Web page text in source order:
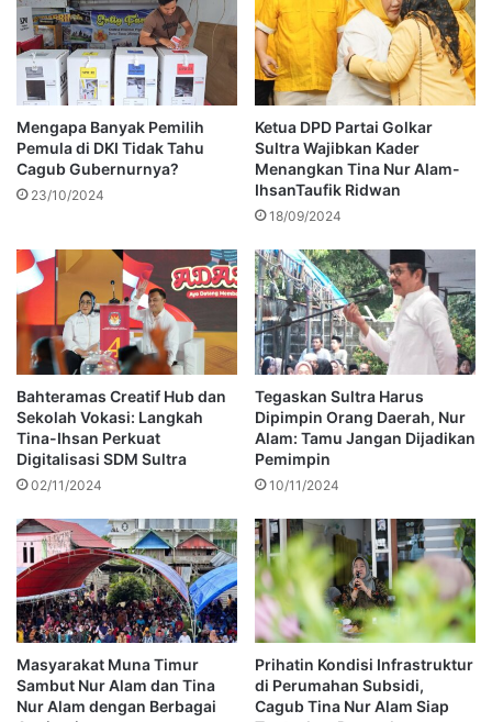
Mengapa Banyak Pemilih
Pemula di DKI Tidak Tahu
Cagub Gubernurnya?
23/10/2024
Ketua DPD Partai Golkar
Sultra Wajibkan Kader
Menangkan Tina Nur Alam-
IhsanTaufik Ridwan
18/09/2024
Bahteramas Creatif Hub dan
Sekolah Vokasi: Langkah
Tina-Ihsan Perkuat
Digitalisasi SDM Sultra
02/11/2024
Tegaskan Sultra Harus
Dipimpin Orang Daerah, Nur
Alam: Tamu Jangan Dijadikan
Pemimpin
10/11/2024
Masyarakat Muna Timur
Sambut Nur Alam dan Tina
Nur Alam dengan Berbagai
Prihatin Kondisi Infrastruktur
di Perumahan Subsidi,
Cagub Tina Nur Alam Siap